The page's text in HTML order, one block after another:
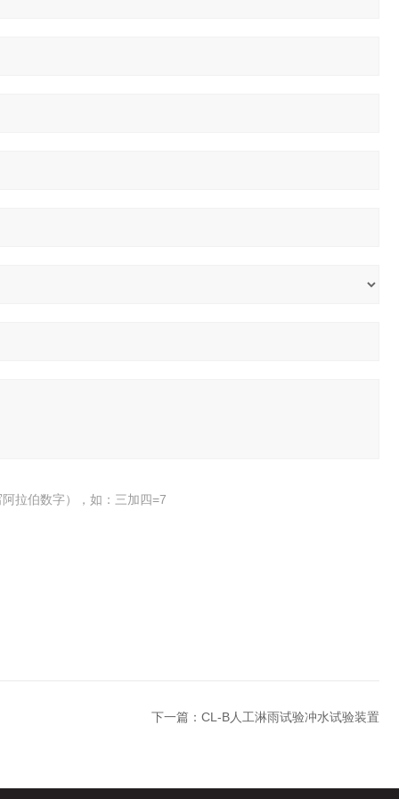
拉伯数字），如：三加四=7
下一篇： CL-B人工淋雨试验冲水试验装置